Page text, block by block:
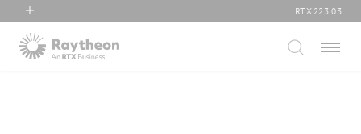
RTX
Collins Aerospace
RTX 223.03
Menu